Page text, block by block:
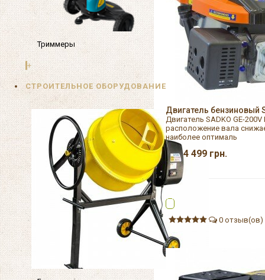
Триммеры
+
СТРОИТЕЛЬНОЕ ОБОРУДОВАНИЕ
Двигатель бензиновый
Двигатель SADKO GE-
расположение вала
наиболее оптималь
4 499 грн.
0 отзыв(ов)